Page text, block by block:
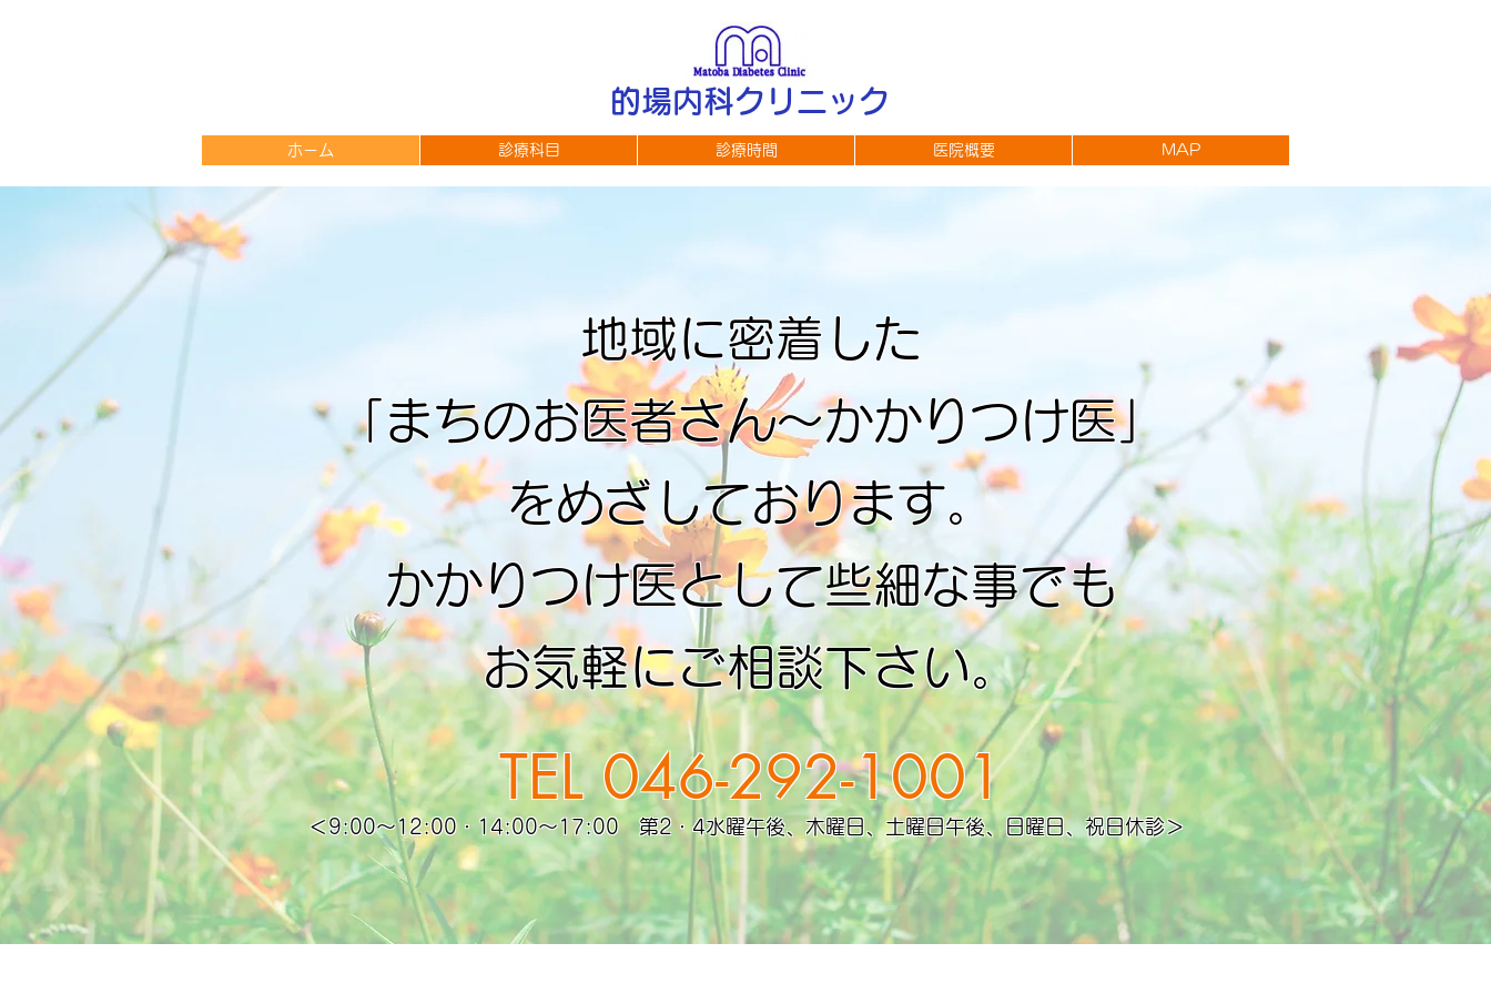
的場内科クリニック
ホーム 診療科目 診療時間 医院概要 MAP
地域に密着した
「まちのお医者さん～かかりつけ医」
をめざしております。
かかりつけ医として些細な事でも
お気軽にご相談下さい。
TEL046-292-1001
＜9:00～12:00・14:00～17:00 第2・4水曜午後、木曜日、土曜日午後、日曜日、祝日休診＞